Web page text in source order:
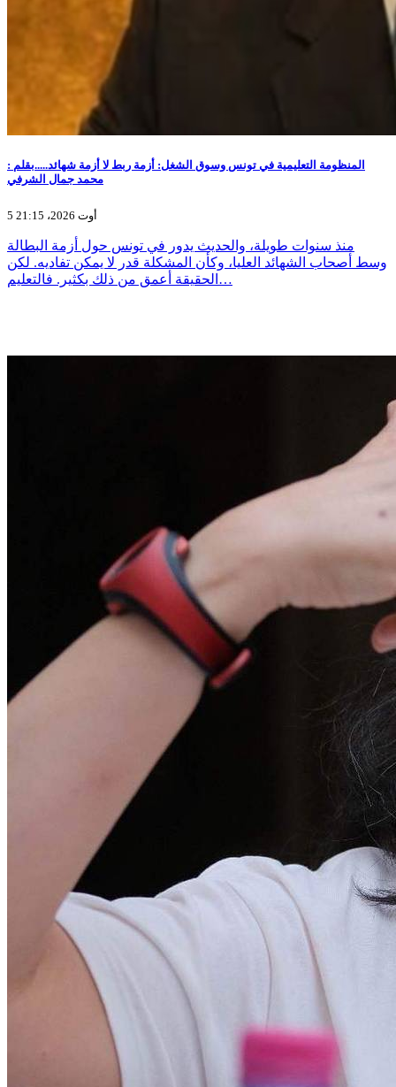
المنظومة التعليمية في تونس وسوق الشغل: أزمة ربط لا أزمة شهائد.....بقلم :
محمد جمال الشرفي
5 أوت 2026، 21:15
منذ سنوات طويلة، والحديث يدور في تونس حول أزمة البطالة
وسط أصحاب الشهائد العليا، وكأن المشكلة قدر لا يمكن تفاديه. لكن
الحقيقة أعمق من ذلك بكثير. فالتعليم…